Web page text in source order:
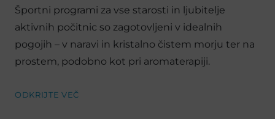
Športni programi za vse starosti in ljubitelje
aktivnih počitnic so zagotovljeni v idealnih
pogojih – v naravi in ​​kristalno čistem morju ter na
prostem, podobno kot pri aromaterapiji.
ODKRIJTE VEČ